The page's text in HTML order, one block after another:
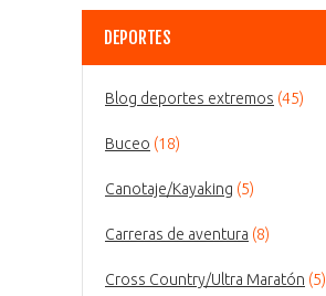
DEPORTES
Blog deportes extremos (45)
Buceo (18)
Canotaje/Kayaking (5)
Carreras de aventura (8)
Cross Country/Ultra Maratón (5)